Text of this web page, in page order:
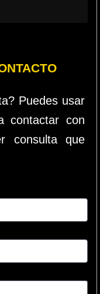
Puedes usar
contactar con
consulta que